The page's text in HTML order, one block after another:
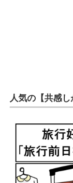
人気の【共感し